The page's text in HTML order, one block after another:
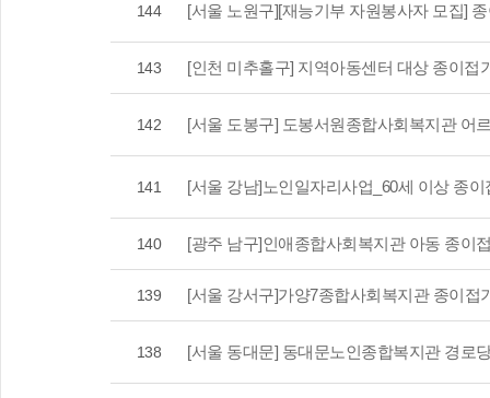
144 [서울 노원구][재능기부 자원봉사자 모집]
143 [인천 미추홀구] 지역아동센터 대상 종이접
142 [서울 도봉구] 도봉서원종합사회복지관 어
141 [서울 강남]노인일자리사업_60세 이상 종
140 [광주 남구]인애종합사회복지관 아동 종이
139 [서울 강서구]가양7종합사회복지관 종이접
138 [서울 동대문] 동대문노인종합복지관 경로